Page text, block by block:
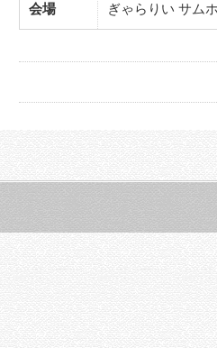
会場 ぎゃらりい サ